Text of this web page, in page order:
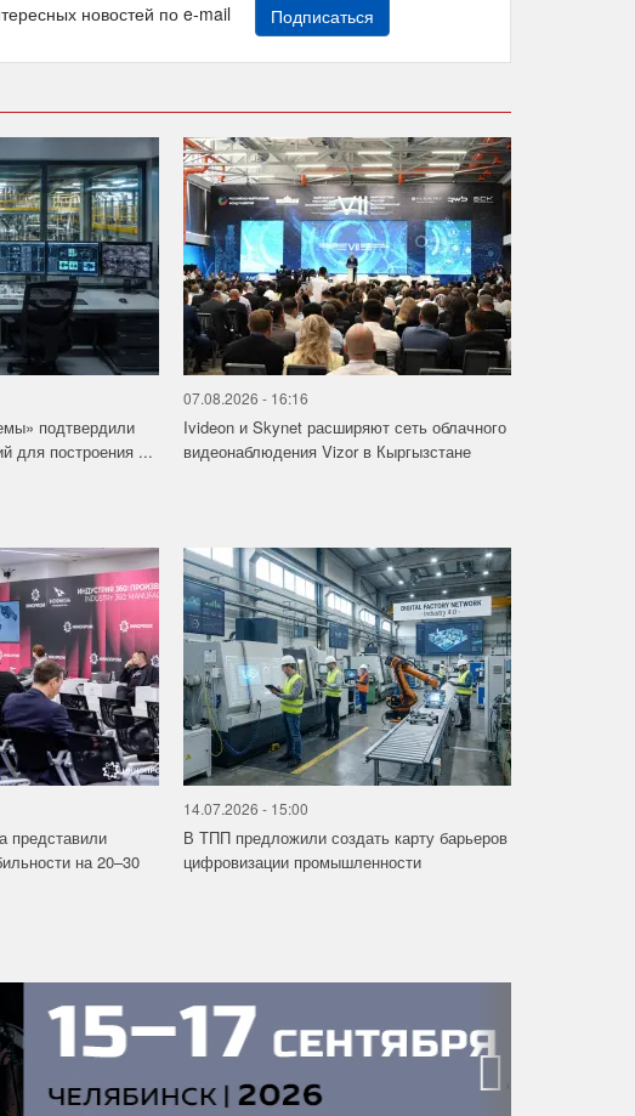
новостей по e-mail Подписаться
подтвердили
для построения ...
07.08.2026 - 16:16
Ivideon и Skynet расширяют сеть облачного
видеонаблюдения Vizor в Кыргызстане
на 20–30
14.07.2026 - 15:00
В ТПП предложили создать карту барьеров
цифровизации промышленности
›